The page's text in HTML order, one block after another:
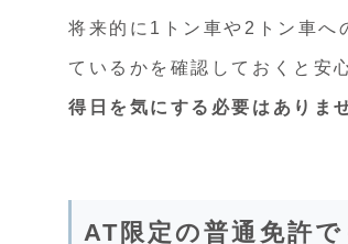
将来的に1トン車や2トン車へ
ているかを確認しておくと安
得日を気にする必要はありま
AT限定の普通免許